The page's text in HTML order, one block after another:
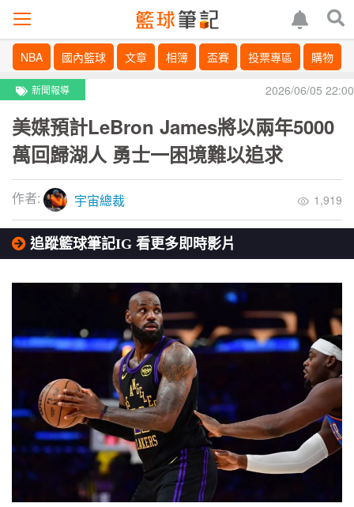
NBA 國內籃球 文章 相簿 盃賽 投票專區 購物
新聞報導 2026/06/05 22:00
美媒預計LeBron James將以兩年5000
萬回歸湖人 勇士一困境難以追求
作者: 宇宙總裁 1,919
追蹤籃球筆記IG 看更多即時影片